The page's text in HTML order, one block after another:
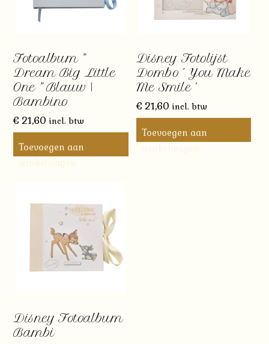
Fotoalbum ”
Dream Big Little
One ” Blauw |
Bambino
€ 21,60 incl. btw
Toevoegen aan
Disney Fotolijst
Dombo ´ You Make
Me Smile ´
€ 21,60 incl. btw
Toevoegen aan
Disney Fotoalbum
Bambi